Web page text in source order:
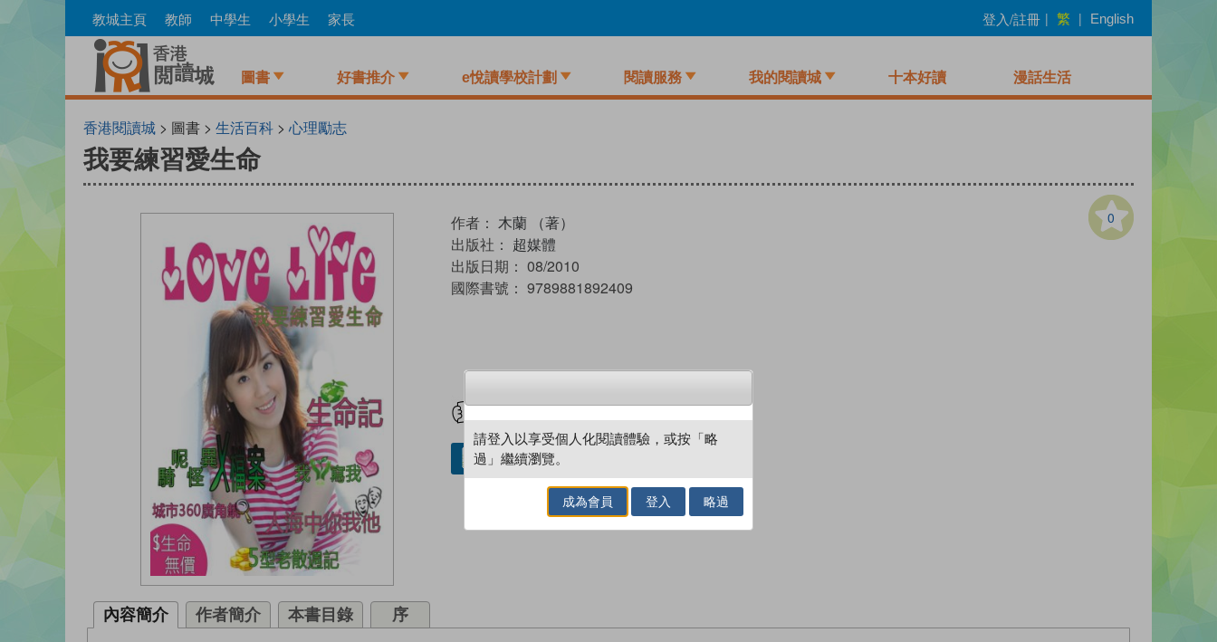
to
教城主頁 教師 中學生 小學生 家長 登入/註冊 | 繁 | English
圖書 好書推介 e悅讀學校計劃 閱讀服務 我的閱讀城 十本好讀 漫話生活
香港閱讀城 > 圖書 > 生活百科 > 心理勵志
我要練習愛生命
0
作者： 木蘭 （著）
出版社： 超媒體
出版日期： 08/2010
國際書號： 9789881892409
借閱實體書
內容簡介 作者簡介 本書目錄 序
請登入以享受個人化閱讀體驗，或按「略
過」繼續瀏覽。
成為會員 登入 略過